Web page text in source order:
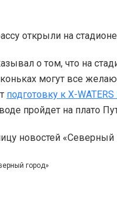
о том, что на
коньках могут все
подготовку к X-
пройдет на плато
новостей «Северный
город»